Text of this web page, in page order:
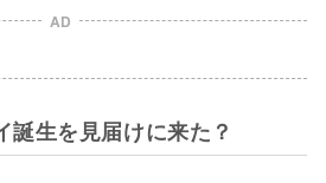
AD
誕生を見届けに来た？